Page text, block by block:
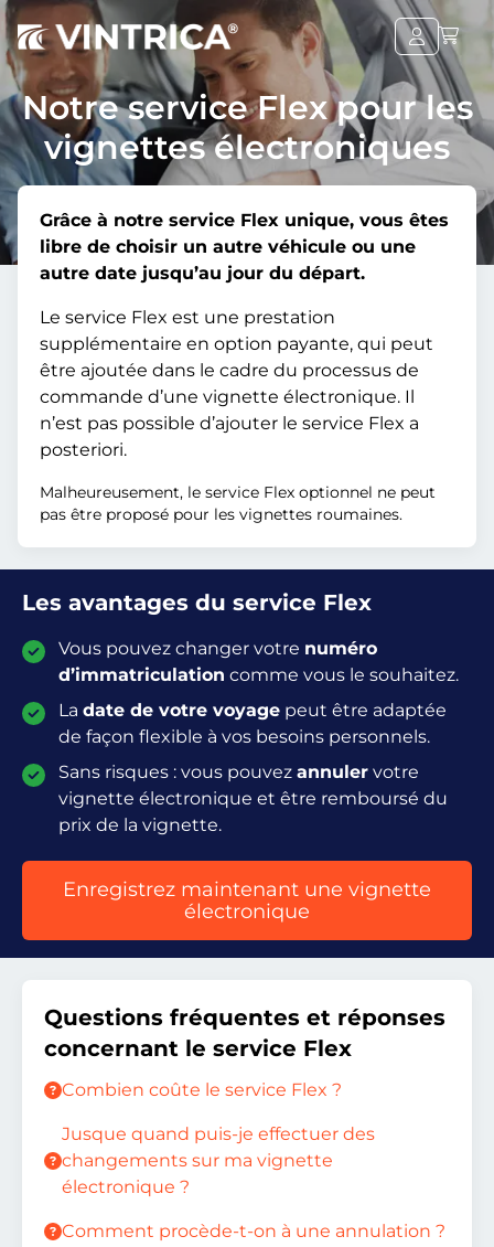
Notre service Flex pour les
vignettes électroniques
Grâce à notre service Flex unique, vous êtes
libre de choisir un autre véhicule ou une
autre date jusqu’au jour du départ.
Le service Flex est une prestation
supplémentaire en option payante, qui peut
être ajoutée dans le cadre du processus de
commande d’une vignette électronique. Il
n’est pas possible d’ajouter le service Flex a
posteriori.
Malheureusement, le service Flex optionnel ne peut
pas être proposé pour les vignettes roumaines.
Les avantages du service Flex
Vous pouvez changer votre numéro
d’immatriculation comme vous le souhaitez.
La date de votre voyagepeut être adaptée
de façon flexible à vos besoins personnels.
Sans risques : vous pouvez annulervotre
vignette électronique et être remboursé du
prix de la vignette.
Enregistrez maintenant une vignette
électronique
Questions fréquentes et réponses
concernant le service Flex
Combien coûte le service Flex ?
Jusque quand puis-je effectuer des
changements sur ma vignette
électronique ?
Comment procède-t-on à une annulation ?